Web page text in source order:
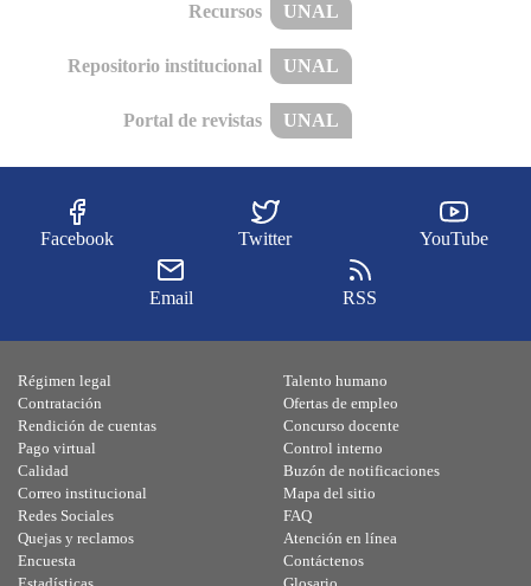
Recursos UNAL
Repositorio institucional UNAL
Portal de revistas UNAL
Facebook Twitter YouTube
Email RSS
Régimen legal
Contratación
Rendición de cuentas
Pago virtual
Calidad
Talento humano
Ofertas de empleo
Concurso docente
Control interno
Buzón de notificaciones
Correo institucional
Redes Sociales
Quejas y reclamos
Encuesta
Mapa del sitio
FAQ
Atención en línea
Contáctenos